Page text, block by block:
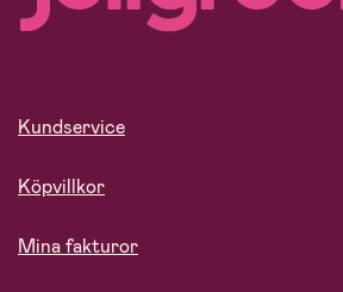
Kundservice
Köpvillkor
Mina fakturor